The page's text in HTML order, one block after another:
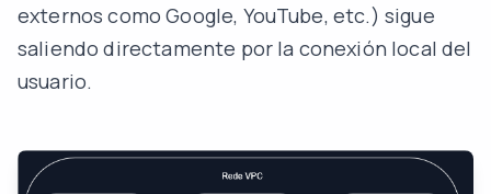
externos como Google, YouTube, etc.) sigue
saliendo directamente por la conexión local del
usuario.